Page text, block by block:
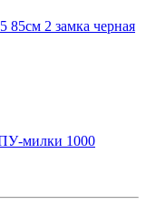
85см 2 замка черная
милки 1000